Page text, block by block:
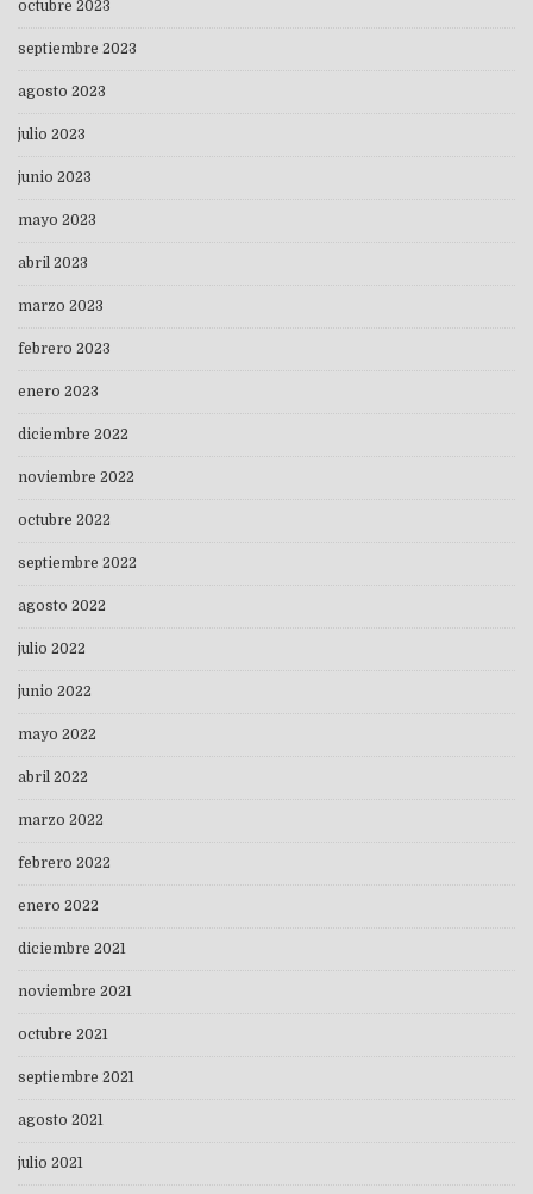
octubre 2023
septiembre 2023
agosto 2023
julio 2023
junio 2023
mayo 2023
abril 2023
marzo 2023
febrero 2023
enero 2023
diciembre 2022
noviembre 2022
octubre 2022
septiembre 2022
agosto 2022
julio 2022
junio 2022
mayo 2022
abril 2022
marzo 2022
febrero 2022
enero 2022
diciembre 2021
noviembre 2021
octubre 2021
septiembre 2021
agosto 2021
julio 2021